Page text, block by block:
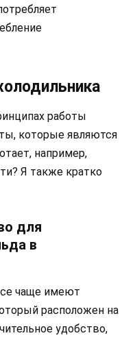
работы
которые являются
например,
Я также кратко
для
в
чаще имеют
расположен на
удобство,